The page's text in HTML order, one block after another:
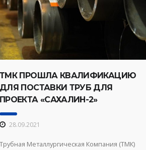
ТМК ПРОШЛА КВАЛИФИКАЦИЮ
ДЛЯ ПОСТАВКИ ТРУБ ДЛЯ
ПРОЕКТА «САХАЛИН-2»
28.09.2021
Трубная Металлургическая Компания (ТМК)